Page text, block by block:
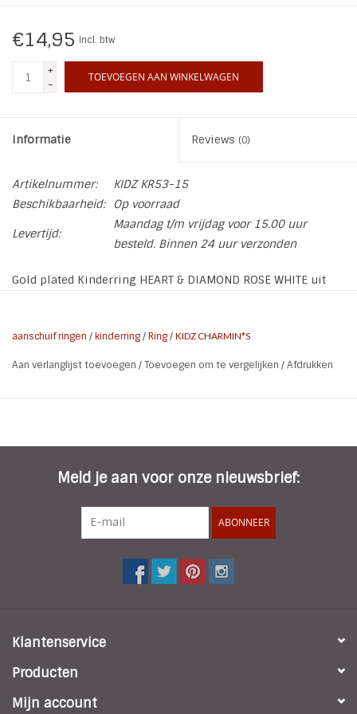
INSPIRATIE
SALE
€14,95 Incl. btw
+
-
TOEVOEGEN AAN WINKELWAGEN
Informatie Reviews (0)
Artikelnummer:
KIDZ KR53-15
Beschikbaarheid:
Op voorraad
Levertijd:
Maandag t/m vrijdag voor 15.00 uur
besteld. Binnen 24 uur verzonden
Gold plated Kinderring HEART & DIAMOND ROSE WHITE uit
aanschuif ringen /kinderring/Ring/ KIDZ CHARMIN*S
Aan verlanglijst toevoegen /Toevoegen om te vergelijken /Afdrukken
Meld je aan voor onze nieuwsbrief:
ABONNEER
Klantenservice
Producten
Mijn account